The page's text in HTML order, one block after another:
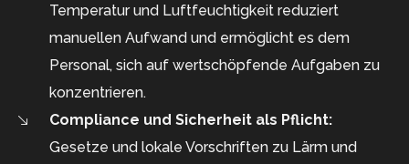
Temperatur und Luftfeuchtigkeit reduziert
manuellen Aufwand und ermöglicht es dem
Personal, sich auf wertschöpfende Aufgaben zu
konzentrieren.
Compliance und Sicherheit als Pflicht:
Gesetze und lokale Vorschriften zu Lärm und